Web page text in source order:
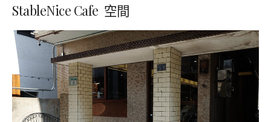
StableNice Cafe 空間